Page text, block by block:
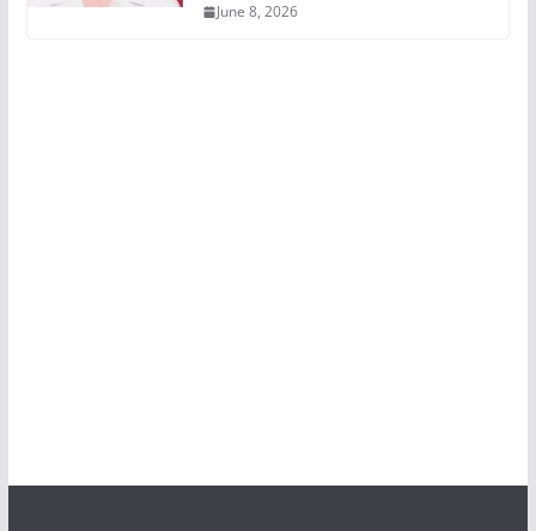
June 8, 2026